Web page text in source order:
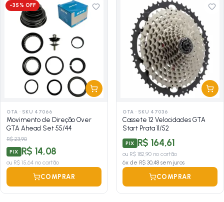
-35% OFF
GTA · SKU 47066
Movimento de Direção Over
GTA Ahead Set 55/44
R$ 23,90
PIX R$ 14,08
ou R$ 15,64 no cartão
COMPRAR
GTA · SKU 47036
Cassete 12 Velocidades GTA
Start Prata 11/52
PIX R$ 164,61
ou R$ 182,90 no cartão
6x de R$ 30,48 sem juros
COMPRAR